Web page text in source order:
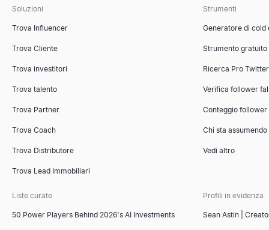
Generatore di outline per presentazioni di vendita
Genera istantaneamente outline vincenti per presentazioni di
Strumento di Confronto Concorrenti
Strumento gratuito di confronto concorrenti basato sull'IA.
Generatore di Fatture Gratuito
Soluzioni
Trova Influencer
Trova Cliente
Trova investitori
Trova talento
Trova Partner
Trova Coach
Trova Distributore
Trova Lead Immobiliari
Strumenti
Generatore di cold
Strumento
Ricerca Pro
Verifica follower
Conteggio follower
Chi sta assumendo
Vedi altro
Liste curate
50 Power Players Behind 2026's AI Investments
Profili in evidenza
Sean Astin |